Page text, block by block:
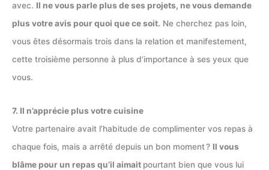
avec. Il ne vous parle plus de ses projets, ne vous demande
plus votre avis pour quoi que ce soit. Ne cherchez pas loin,
vous êtes désormais trois dans la relation et manifestement,
cette troisième personne à plus d’importance à ses yeux que
vous.
7. Il n’apprécie plus votre cuisine
Votre partenaire avait l’habitude de complimenter vos repas à
chaque fois, mais a arrêté depuis un bon moment ? Il vous
blâme pour un repas qu’il aimait pourtant bien que vous lui